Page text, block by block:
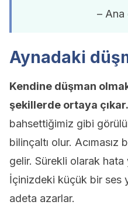
– Ana
Aynadaki
Kendine düşman
şekillerde ortaya çıkar.
bahsettiğimiz gibi
bilinçaltı olur. Acımasız
gelir. Sürekli olarak hata
İçinizdeki küçük bir ses
adeta azarlar.